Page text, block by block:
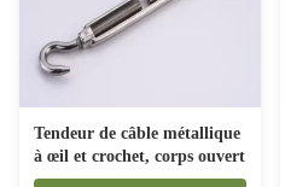
Tendeur de câble métallique
à œil et crochet, corps ouvert